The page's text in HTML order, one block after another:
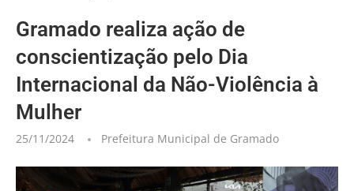
Gramado realiza ação de
conscientização pelo Dia
Internacional da Não-Violência à
Mulher
25/11/2024 Prefeitura Municipal de Gramado